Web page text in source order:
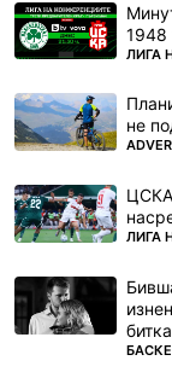
ЛИГА
не
ЛИГА
битка